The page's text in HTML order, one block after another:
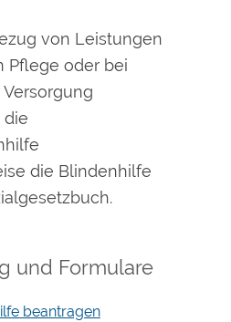
von Leistungen
Pflege oder bei
die
die Blindenhilfe
und Formulare
beantragen